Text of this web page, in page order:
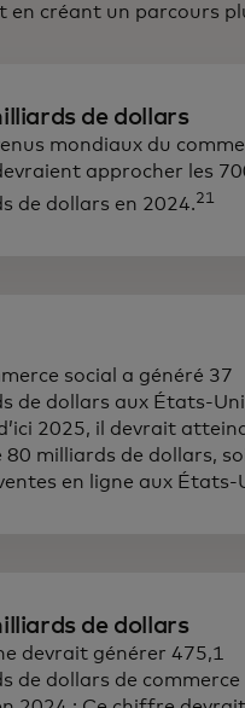
en créant un parcours
de dollars
mondiaux du
approcher les
de dollars en 2024.21
social a généré 37
de dollars aux États-
2025, il devrait
80 milliards de dollars,
en ligne aux États-
de dollars
devrait générer 475,1
de dollars de commerce